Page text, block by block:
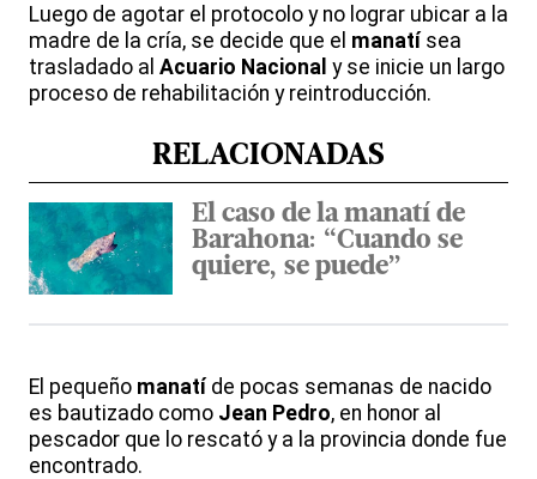
Luego de agotar el protocolo y no lograr ubicar a la
madre de la cría, se decide que el manatísea
trasladado al Acuario Nacional y se inicie un largo
proceso de rehabilitación y reintroducción.
RELACIONADAS
El caso de la manatí de
Barahona: “Cuando se
quiere, se puede”
El pequeño manatíde pocas semanas de nacido
es bautizado como Jean Pedro, en honor al
pescador que lo rescató y a la provincia donde fue
encontrado.